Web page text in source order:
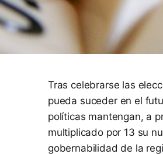
Tras celebrarse las
pueda suceder en el
políticas mantengan, a
multiplicado por 13 su
gobernabilidad de la